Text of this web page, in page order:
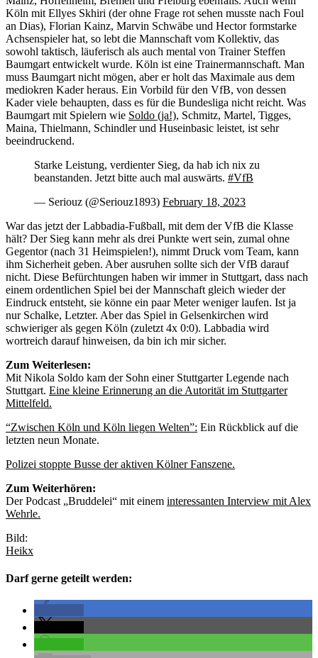
Köln mit Ellyes Skhiri (der ohne Frage rot sehen musste nach Foul
an Dias), Florian Kainz, Marvin Schwäbe und Hector formstarke
Achsenspieler hat, so lebt die Mannschaft vom Kollektiv, das
sowohl taktisch, läuferisch als auch mental von Trainer Steffen
Baumgart entwickelt wurde. Köln ist eine Trainermannschaft. Man
muss Baumgart nicht mögen, aber er holt das Maximale aus dem
mediokren Kader heraus. Ein Vorbild für den VfB, von dessen
Kader viele behaupten, dass es für die Bundesliga nicht reicht. Was
Baumgart mit Spielern wie Soldo (ja!), Schmitz, Martel, Tigges,
Maina, Thielmann, Schindler und Huseinbasic leistet, ist sehr
beeindruckend.
Starke Leistung, verdienter Sieg, da hab ich nix zu
beanstanden. Jetzt bitte auch mal auswärts. #VfB
— Seriouz (@Seriouz1893) February 18, 2023
War das jetzt der Labbadia-Fußball, mit dem der VfB die Klasse
hält? Der Sieg kann mehr als drei Punkte wert sein, zumal ohne
Gegentor (nach 31 Heimspielen!), nimmt Druck vom Team, kann
ihm Sicherheit geben. Aber ausruhen sollte sich der VfB darauf
nicht. Diese Befürchtungen haben wir immer in Stuttgart, dass nach
einem ordentlichen Spiel bei der Mannschaft gleich wieder der
Eindruck entsteht, sie könne ein paar Meter weniger laufen. Ist ja
nur Schalke, Letzter. Aber das Spiel in Gelsenkirchen wird
schwieriger als gegen Köln (zuletzt 4x 0:0). Labbadia wird
wortreich darauf hinweisen, da bin ich mir sicher.
Zum Weiterlesen:
Mit Nikola Soldo kam der Sohn einer Stuttgarter Legende nach
Stuttgart. Eine kleine Erinnerung an die Autorität im Stuttgarter
Mittelfeld.
“Zwischen Köln und Köln liegen Welten”: Ein Rückblick auf die
letzten neun Monate.
Polizei stoppte Busse der aktiven Kölner Fanszene.
Zum Weiterhören:
Der Podcast „Bruddelei“ mit einem interessanten Interview mit Alex
Wehrle.
Bild:
Heikx
Darf gerne geteilt werden: